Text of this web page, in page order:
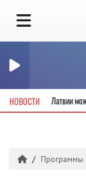
НОВОСТИправа в Латвии
Программы